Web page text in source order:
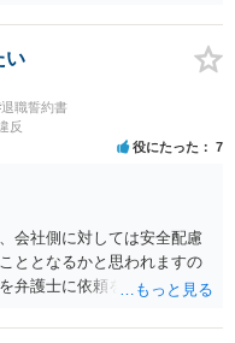
い
職誓約書
反
役にたった 7
会社側に対しては安全配慮
ととなるかと思われますの
弁護士に依頼をされた方が
な負担も軽くなるでしょ